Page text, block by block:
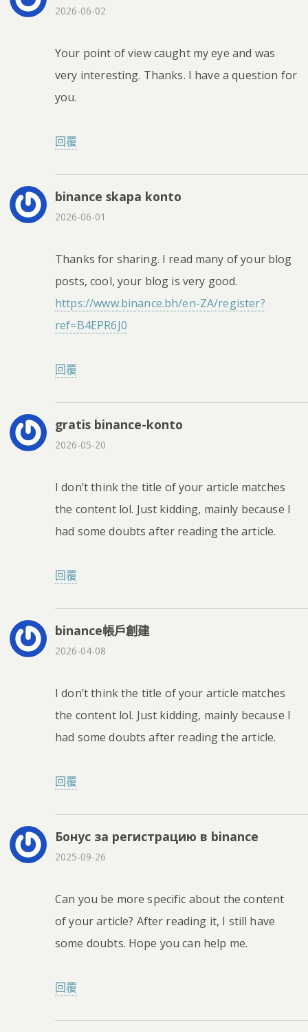
2026-06-02
Your point of view caught my eye and was
very interesting. Thanks. I have a question for
you.
回覆
binance skapa konto
2026-06-01
Thanks for sharing. I read many of your blog
posts, cool, your blog is very good.
https://www.binance.bh/en-ZA/register?
ref=B4EPR6J0
回覆
gratis binance-konto
2026-05-20
I don’t think the title of your article matches
the content lol. Just kidding, mainly because I
had some doubts after reading the article.
回覆
binance帳戶創建
2026-04-08
I don’t think the title of your article matches
the content lol. Just kidding, mainly because I
had some doubts after reading the article.
回覆
Бонус за регистрацию в binance
2025-09-26
Can you be more specific about the content
of your article? After reading it, I still have
some doubts. Hope you can help me.
回覆